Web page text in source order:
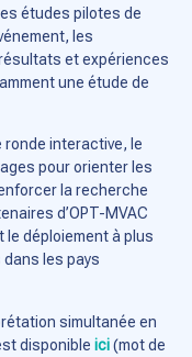
études pilotes de
les
et expériences
une étude de
interactive, le
pour orienter les
la recherche
d’OPT-MVAC
déploiement à plus
les pays
simultanée en
disponible ici(mot de